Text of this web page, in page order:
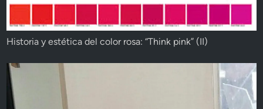
Historia y estética del color rosa: “Think pink” (II)